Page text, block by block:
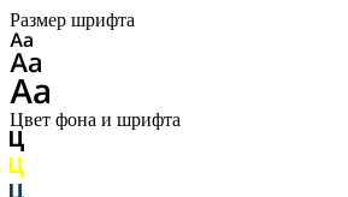
Размер шрифта
Цвет фона и шрифта